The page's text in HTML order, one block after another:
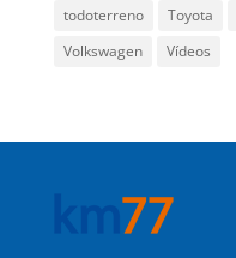
todoterreno
Toyota
Volkswagen
Vídeos